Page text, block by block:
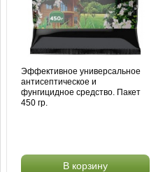
Эффективное универсальное
антисептическое и
фунгицидное средство. Пакет
450 гр.
В корзину